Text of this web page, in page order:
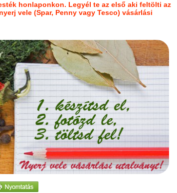
honlaponkon. Legyél te az első aki feltölti az
vele (Spar, Penny vagy Tesco) vásárlási